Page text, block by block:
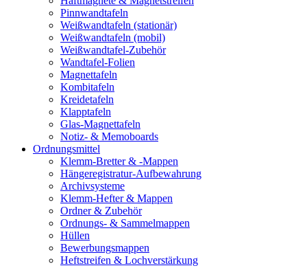
Pinnwandtafeln
Weißwandtafeln (stationär)
Weißwandtafeln (mobil)
Weißwandtafel-Zubehör
Wandtafel-Folien
Magnettafeln
Kombitafeln
Kreidetafeln
Klapptafeln
Glas-Magnettafeln
Notiz- & Memoboards
Ordnungsmittel
Klemm-Bretter & -Mappen
Hängeregistratur-Aufbewahrung
Archivsysteme
Klemm-Hefter & Mappen
Ordner & Zubehör
Ordnungs- & Sammelmappen
Hüllen
Bewerbungsmappen
Heftstreifen & Lochverstärkung